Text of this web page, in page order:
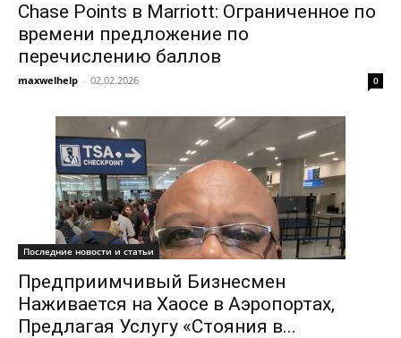
Chase Points в Marriott: Ограниченное по
времени предложение по
перечислению баллов
maxwelhelp - 02.02.2026 0
Последние новости и статьи
Предприимчивый Бизнесмен
Наживается на Хаосе в Аэропортах,
Предлагая Услугу «Стояния в...